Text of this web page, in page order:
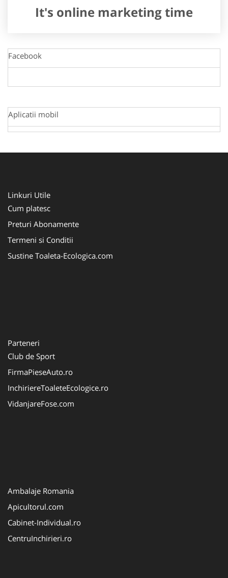
It's online marketing time
Facebook
Aplicatii mobil
Linkuri Utile
Cum platesc
Preturi Abonamente
Termeni si Conditii
Sustine Toaleta-Ecologica.com
Parteneri
Club de Sport
FirmaPieseAuto.ro
InchiriereToaleteEcologice.ro
VidanjareFose.com
Ambalaje Romania
Apicultorul.com
Cabinet-Individual.ro
CentruInchirieri.ro